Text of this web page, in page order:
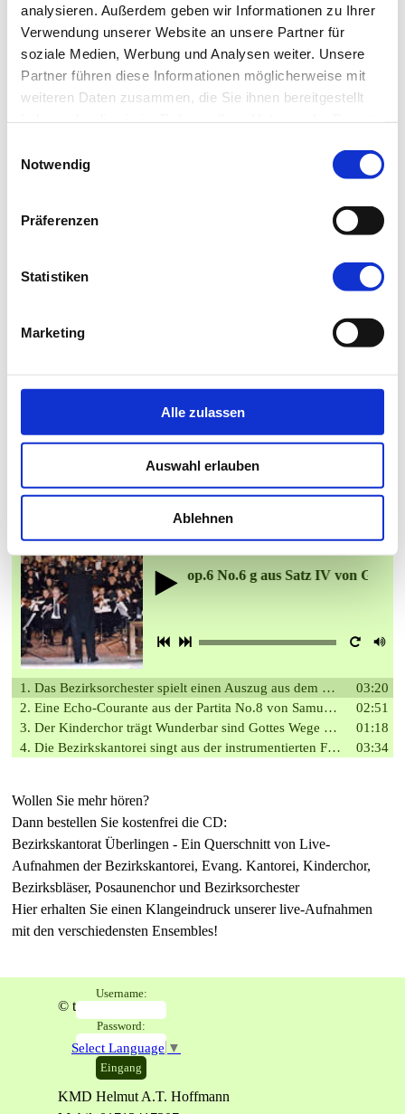
analysieren. Außerdem geben wir Informationen zu Ihrer
Verwendung unserer Website an unsere Partner für
soziale Medien, Werbung und Analysen weiter. Unsere
Partner führen diese Informationen möglicherweise mit
weiteren Daten zusammen, die Sie ihnen bereitgestellt
Notwendig
Präferenzen
Statistiken
Marketing
Alle zulassen
Auswahl erlauben
Ablehnen
Sie können aber auch live mit uns musizieren: in dem
Männergesangverein Unteruhldingen in Mühlhofen undim Kath.
Kirchenchor Bodman.
Das Bezirkskantorat Überlingen - Stockach hat eine neue
Helmut A.T. Hoffman
Fax07773/7112
und klicken Sie auf 1. bis 4. (kurze Hörproben aus der CD "Ein
Querschnitt von Live-Aufnahmen")
dem Concerto grosso op.6 No.6 g aus Satz IV von Georg
1. Das Bezirksorchester spielt einen Auszug aus dem Concerto grosso op.6 No.6 g aus Satz IV von Georg Friedrich Händel
03:20
2. Eine Echo-Courante aus der Partita No.8 von Samuel Scheidt, vorgetragen von den Bezirksbläsern
02:51
3. Der Kinderchor trägt Wunderbar sind Gottes Wege aus der David Kantate von Helmut A.T. Hoffmann vor
01:18
4. Die Bezirkskantorei singt aus der instrumentierten Fassung der Motette Warum toben die Heiden von Felix Mendelssohn Bartholdy
03:34
Wollen Sie mehr hören?
Dann bestellen Sie kostenfrei die CD:
Bezirkskantorat Überlingen - Ein Querschnitt von Live-
Aufnahmen der Bezirkskantorei, Evang. Kantorei, Kinderchor,
Bezirksbläser, Posaunenchor und Bezirksorchester
Hier erhalten Sie einen Klangeindruck unserer live-Aufnahmen
mit den verschiedensten Ensembles!
KMD Helmut A.T. Hoffmann
© tonstudio-e-live
Username:
Password:
Select Language ▼